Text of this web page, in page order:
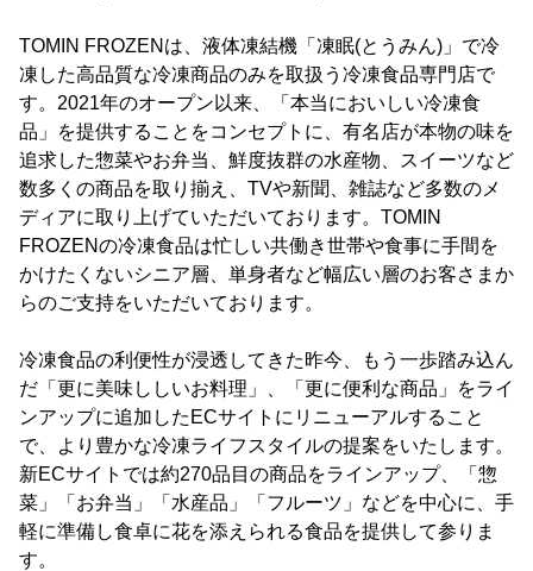
TOMIN FROZENは、液体凍結機「凍眠(とうみん)」で冷
凍した高品質な冷凍商品のみを取扱う冷凍食品専門店で
す。2021年のオープン以来、「本当においしい冷凍食
品」を提供することをコンセプトに、有名店が本物の味を
追求した惣菜やお弁当、鮮度抜群の水産物、スイーツなど
数多くの商品を取り揃え、TVや新聞、雑誌など多数のメ
ディアに取り上げていただいております。TOMIN
FROZENの冷凍食品は忙しい共働き世帯や食事に手間を
かけたくないシニア層、単身者など幅広い層のお客さまか
らのご支持をいただいております。
冷凍食品の利便性が浸透してきた昨今、もう一歩踏み込ん
だ「更に美味ししいお料理」、「更に便利な商品」をライ
ンアップに追加したECサイトにリニューアルすること
で、より豊かな冷凍ライフスタイルの提案をいたします。
新ECサイトでは約270品目の商品をラインアップ、「惣
菜」「お弁当」「水産品」「フルーツ」などを中心に、手
軽に準備し食卓に花を添えられる食品を提供して参りま
す。